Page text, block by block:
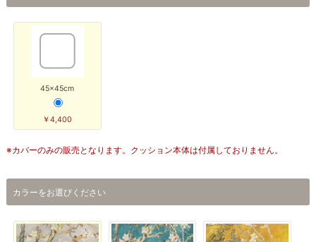
45×45cm
￥4,400
※カバーのみの販売となります。クッション本体は付属しておりません。
カラーをお選びください